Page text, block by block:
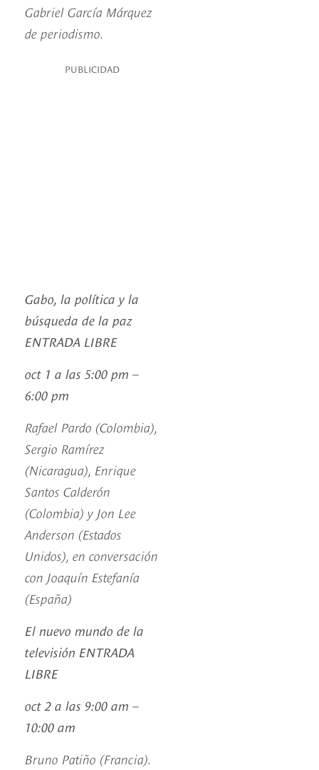
Gabriel García Márquez
de periodismo.
PUBLICIDAD
Gabo, la política y la
búsqueda de la paz
ENTRADA LIBRE
oct 1 a las 5:00 pm –
6:00 pm
Rafael Pardo (Colombia),
Sergio Ramírez
(Nicaragua), Enrique
Santos Calderón
(Colombia) y Jon Lee
Anderson (Estados
Unidos), en conversación
con Joaquín Estefanía
(España)
El nuevo mundo de la
televisión ENTRADA
LIBRE
oct 2 a las 9:00 am –
10:00 am
Bruno Patiño (Francia).